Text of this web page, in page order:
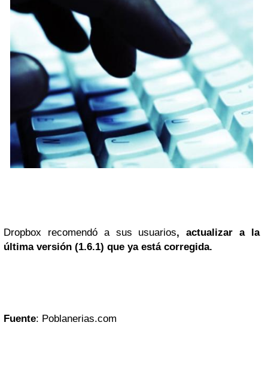
Dropbox recomendó a sus usuarios, actualizar a la
última versión (1.6.1) que ya está corregida.
Fuente: Poblanerias.com